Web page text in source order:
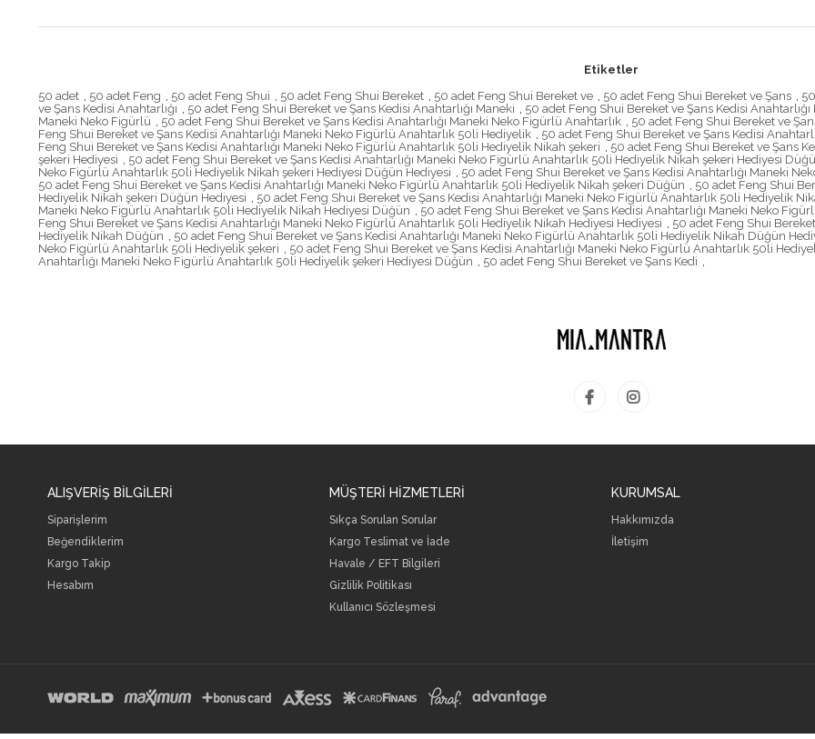
Etiketler
50 adet
50 adet Feng 50 adet Feng Shui 50 adet Feng Shui Bereket 50 adet Feng Shui Bereket ve 50 adet Feng Shui Bereket ve Şans
ve Şans Kedisi Anahtarlığı
50 adet Feng Shui Bereket ve Şans Kedisi Anahtarlığı Maneki 50 adet Feng Shui Bereket ve Şans Kedisi
Maneki Neko Figürlü
50 adet Feng Shui Bereket ve Şans Kedisi Anahtarlığı Maneki Neko Figürlü Anahtarlık 50 adet Feng Shui Bereket ve
Feng Shui Bereket ve Şans Kedisi Anahtarlığı Maneki Neko Figürlü Anahtarlık 50li Hediyelik
50 adet Feng Shui Bereket ve Şans Kedisi
Feng Shui Bereket ve Şans Kedisi Anahtarlığı Maneki Neko Figürlü Anahtarlık 50li Hediyelik Nikah şekeri
50 adet Feng Shui Bereket ve Şans
şekeri Hediyesi
50 adet Feng Shui Bereket ve Şans Kedisi Anahtarlığı Maneki Neko Figürlü Anahtarlık 50li Hediyelik Nikah şekeri Hediyesi
Neko Figürlü Anahtarlık 50li Hediyelik Nikah şekeri Hediyesi Düğün Hediyesi
50 adet Feng Shui Bereket ve Şans Kedisi Anahtarlığı Maneki
50 adet Feng Shui Bereket ve Şans Kedisi Anahtarlığı Maneki Neko Figürlü Anahtarlık 50li Hediyelik Nikah şekeri Düğün
50 adet Feng Shui
Hediyelik Nikah şekeri Düğün Hediyesi
50 adet Feng Shui Bereket ve Şans Kedisi Anahtarlığı Maneki Neko Figürlü Anahtarlık 50li Hediyelik
Maneki Neko Figürlü Anahtarlık 50li Hediyelik Nikah Hediyesi Düğün
50 adet Feng Shui Bereket ve Şans Kedisi Anahtarlığı Maneki Neko
Feng Shui Bereket ve Şans Kedisi Anahtarlığı Maneki Neko Figürlü Anahtarlık 50li Hediyelik Nikah Hediyesi Hediyesi
50 adet Feng Shui
Hediyelik Nikah Düğün
50 adet Feng Shui Bereket ve Şans Kedisi Anahtarlığı Maneki Neko Figürlü Anahtarlık 50li Hediyelik Nikah Düğün
Neko Figürlü Anahtarlık 50li Hediyelik şekeri
50 adet Feng Shui Bereket ve Şans Kedisi Anahtarlığı Maneki Neko Figürlü Anahtarlık 50li
Anahtarlığı Maneki Neko Figürlü Anahtarlık 50li Hediyelik şekeri Hediyesi Düğün
50 adet Feng Shui Bereket ve Şans Kedi
ALIŞVERİŞ BİLGİLERİ
Siparişlerim
Beğendiklerim
Kargo Takip
Hesabım
MÜŞTERİ HİZMETLERİ
Sıkça Sorulan Sorular
Kargo Teslimat ve İade
Havale / EFT Bilgileri
Gizlilik Politikası
Kullanıcı Sözleşmesi
KURUMSAL
Hakkımızda
İletişim